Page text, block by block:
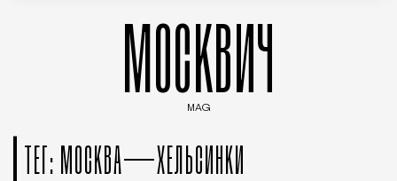
МОСКВИЧ
MAG
ТЕГ: МОСКВА—ХЕЛЬСИНКИ